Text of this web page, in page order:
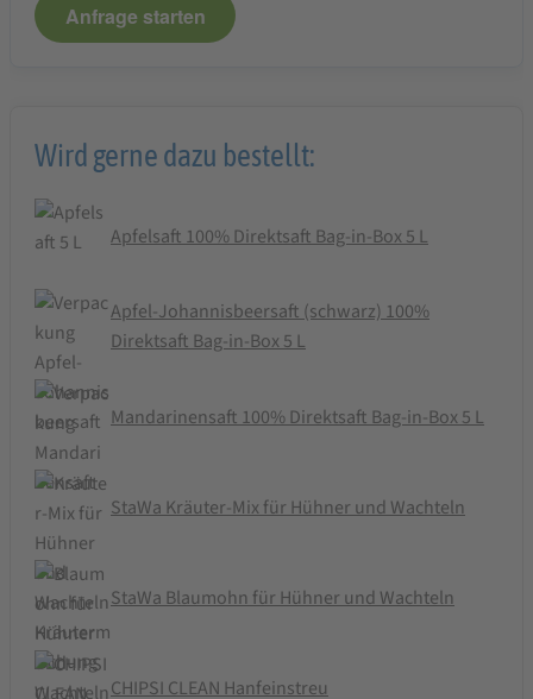
Anfrage starten
Wird gerne dazu bestellt:
Apfelsaft 100% Direktsaft Bag-in-Box 5 L
Apfel-Johannisbeersaft (schwarz) 100%
Direktsaft Bag-in-Box 5 L
Mandarinensaft 100% Direktsaft Bag-in-Box 5 L
StaWa Kräuter-Mix für Hühner und Wachteln
StaWa Blaumohn für Hühner und Wachteln
CHIPSI CLEAN Hanfeinstreu